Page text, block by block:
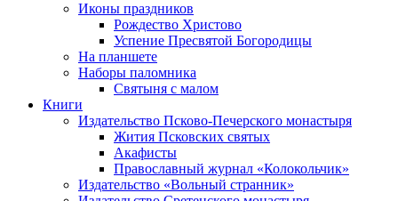
Иконы праздников
Рождество Христово
Успение Пресвятой Богородицы
На планшете
Наборы паломника
Святыня с малом
Книги
Издательство Псково-Печерского монастыря
Жития Псковских святых
Акафисты
Православный журнал «Колокольчик»
Издательство «Вольный странник»